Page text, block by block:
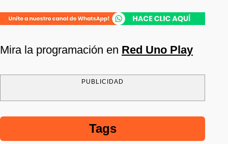
Mira la programación en Red Uno Play
PUBLICIDAD
Tags